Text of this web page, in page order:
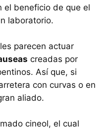
el beneficio de que el
laboratorio.
parecen actuar
creadas por
Así que, si
con curvas o en
aliado.
cineol, el cual